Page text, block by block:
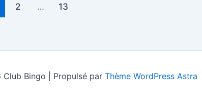
2 … 13
Bingo | Propulsé par Thème WordPress Astra